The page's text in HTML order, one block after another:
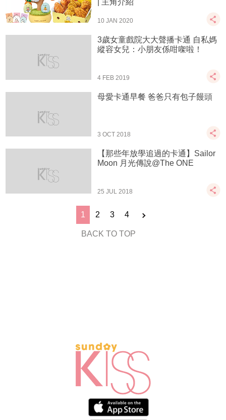
| 主角介紹
10 JAN 2020
3歲女童戲院大大聲播卡通 自私媽
縱容女兒：小朋友係咁㗎啦！
4 FEB 2019
母愛卡通早餐 爸爸只有包子饅頭
3 OCT 2018
【那些年放學追過的卡通】Sailor
Moon 月光傳說@The ONE
25 JUL 2018
1 2 3 4
BACK TO TOP